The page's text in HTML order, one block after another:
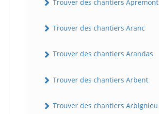
Trouver des chantiers Apremont
Trouver des chantiers Aranc
Trouver des chantiers Arandas
Trouver des chantiers Arbent
Trouver des chantiers Arbignieu